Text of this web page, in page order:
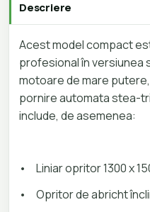
Descriere
Acest model compact
profesional în versiunea
motoare de mare
pornire automata stea-
include, de asemenea:
•
Liniar opritor 1300 x
•
Opritor de abricht